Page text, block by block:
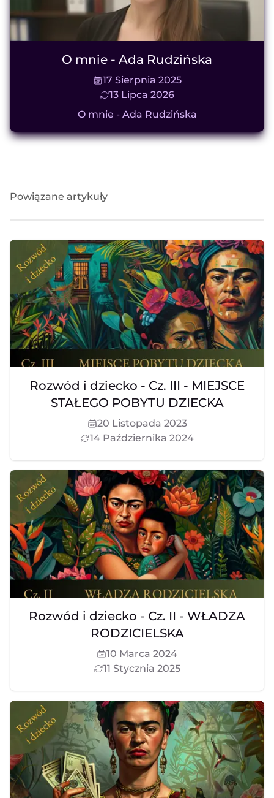
O mnie - Ada Rudzińska
17 Sierpnia 2025
13 Lipca 2026
O mnie - Ada Rudzińska
Powiązane artykuły
Rozwód i dziecko - Cz. III - MIEJSCE
STAŁEGO POBYTU DZIECKA
20 Listopada 2023
14 Października 2024
Rozwód i dziecko - Cz. II - WŁADZA
RODZICIELSKA
10 Marca 2024
11 Stycznia 2025